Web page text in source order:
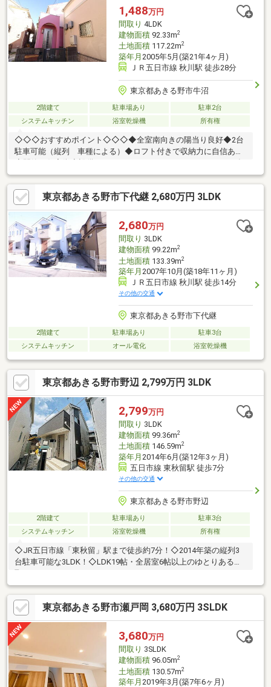
箱交換・全室クロス貼換（壁、天井、床クッションフロア）・全
床フロアータイルに貼換・ＴＶインターホン交換・居室照明器具
交換・建具交換・網戸張替等
1,488万円
間取り 4LDK
建物面積92.33m2
土地面積117.22m2
築年月 2005年5月(築21年4ヶ月)
ＪＲ五日市線 秋川駅 徒歩28分
東京都あきる野市牛沼
2階建て 駐車場あり
駐車2台
システムキッチン
浴室乾燥機 所有権
◇◇◇おすすめポイント◇◇◇◆全室南向きの陽当り良好◆2台
駐車可能（縦列 車種による）◆ロフト付きで収納力に自信あり
◆閑静な住宅街◆設備チェックポイント・システムキッチン（食
洗器内臓）・洗面化粧台交換・トイレ2ヶ所・モニター付きインタ
ーホン・広々浴室
東京都あきる野市下代継 2,680万円 3LDK
2,680万円
間取り 3LDK
建物面積99.22m2
土地面積133.39m2
築年月 2007年10月(築18年11ヶ月)
ＪＲ五日市線 秋川駅 徒歩14分
その他の交通
東京都あきる野市下代継
2階建て 駐車場あり
駐車3台
システムキッチン
オール電化 浴室乾燥機
東京都あきる野市野辺 2,799万円 3LDK
2,799万円
間取り 3LDK
建物面積99.36m2
土地面積146.59m2
築年月 2014年6月(築12年3ヶ月)
五日市線 東秋留駅 徒歩7分
その他の交通
東京都あきる野市野辺
2階建て 駐車場あり
駐車3台
システムキッチン
浴室乾燥機 所有権
◇JR五日市線「東秋留」駅まで徒歩約7分！◇2014年築の縦列3
台駐車可能な3LDK！◇LDK19帖・全居室6帖以上のゆとりある間
取り！
東京都あきる野市瀬戸岡 3,680万円 3SLDK
3,680万円
間取り 3SLDK
建物面積96.05m2
土地面積130.57m2
築年月 2019年3月(築7年6ヶ月)